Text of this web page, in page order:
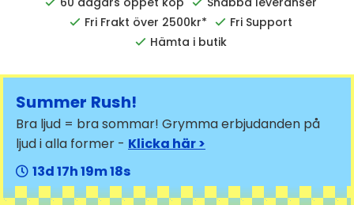
Fri Frakt över 2500kr*
Fri Support
Hämta i butik
Summer Rush!
Bra ljud = bra sommar! Grymma erbjudanden på
ljud i alla former - Klicka här >
13
17 19 17